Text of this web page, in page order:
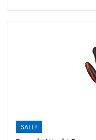
SALE!